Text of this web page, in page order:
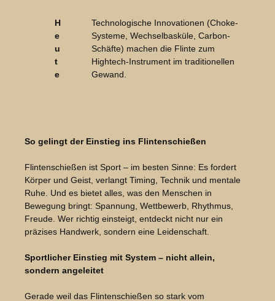
H
e
u
t
e
Technologische Innovationen (Choke-
Systeme, Wechselbasküle, Carbon-
Schäfte) machen die Flinte zum
Hightech-Instrument im traditionellen
Gewand.
So gelingt der Einstieg ins Flintenschießen
Flintenschießen ist Sport – im besten Sinne: Es fordert
Körper und Geist, verlangt Timing, Technik und mentale
Ruhe. Und es bietet alles, was den Menschen in
Bewegung bringt: Spannung, Wettbewerb, Rhythmus,
Freude. Wer richtig einsteigt, entdeckt nicht nur ein
präzises Handwerk, sondern eine Leidenschaft.
Sportlicher Einstieg mit System – nicht allein,
sondern angeleitet
Gerade weil das Flintenschießen so stark vom